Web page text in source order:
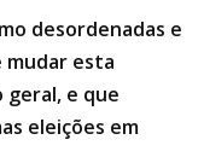
desordenadas e
mudar esta
e que
eleições em